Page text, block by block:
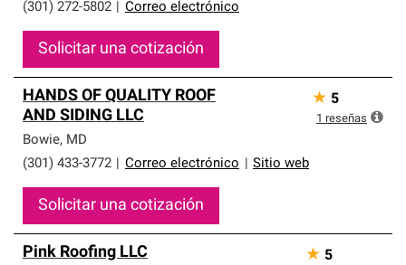
(301) 272-5802 Correo electrónico
Solicitar una cotización
HANDS OF QUALITY ROOF
AND SIDING LLC
Bowie, MD
(301) 433-3772
Correo electrónico Sitio web
Solicitar una cotización
★ 5
1 reseñas
Pink Roofing LLC ★ 5